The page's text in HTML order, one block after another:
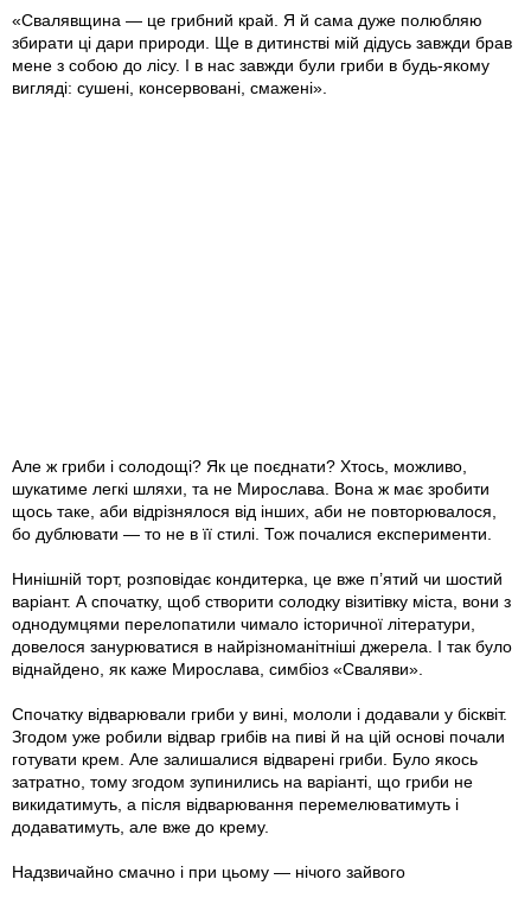
«Свалявщина — це грибний край. Я й сама дуже полюбляю
збирати ці дари природи. Ще в дитинстві мій дідусь завжди брав
мене з собою до лісу. І в нас завжди були гриби в будь-якому
вигляді: сушені, консервовані, смажені».
Але ж гриби і солодощі? Як це поєднати? Хтось, можливо,
шукатиме легкі шляхи, та не Мирослава. Вона ж має зробити
щось таке, аби відрізнялося від інших, аби не повторювалося,
бо дублювати — то не в її стилі. Тож почалися експерименти.
Нинішній торт, розповідає кондитерка, це вже п’ятий чи шостий
варіант. А спочатку, щоб створити солодку візитівку міста, вони з
однодумцями перелопатили чимало історичної літератури,
довелося занурюватися в найрізноманітніші джерела. І так було
віднайдено, як каже Мирослава, симбіоз «Сваляви».
Спочатку відварювали гриби у вині, мололи і додавали у бісквіт.
Згодом уже робили відвар грибів на пиві й на цій основі почали
готувати крем. Але залишалися відварені гриби. Було якось
затратно, тому згодом зупинились на варіанті, що гриби не
викидатимуть, а після відварювання перемелюватимуть і
додаватимуть, але вже до крему.
Надзвичайно смачно і при цьому — нічого зайвого